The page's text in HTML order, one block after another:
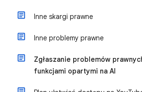
Inne skargi prawne
Inne problemy prawne
Zgłaszanie problemów
funkcjami opartymi na AI